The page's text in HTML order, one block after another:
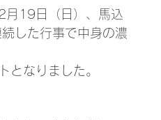
月19日（日）、馬込
した行事で中身の濃
となりました。